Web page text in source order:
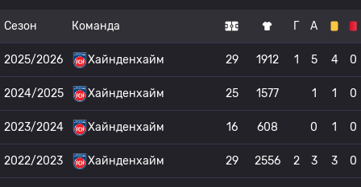
Сезон Команда Г А
2025/2026 Хайнденхайм 29 1912 1 5 4 0
2024/2025 Хайнденхайм 25 1577 1 1 0
2023/2024 Хайнденхайм 16 608 0 1 0
2022/2023 Хайнденхайм 29 2556 2 3 3 0